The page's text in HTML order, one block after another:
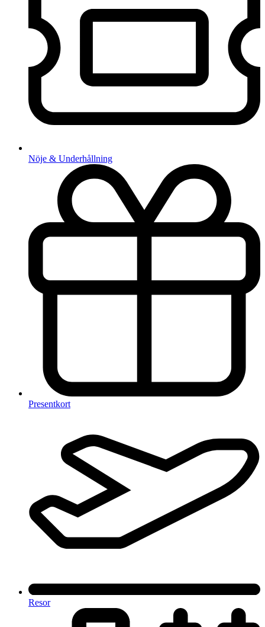
Nöje & Underhållning
Presentkort
Resor